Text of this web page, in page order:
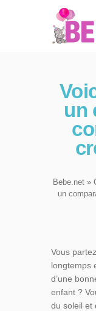
un
Bebe.net »
un
BIEN-
EVEIL
Vous
longtemps
d’une
enfant ?
du soleil et